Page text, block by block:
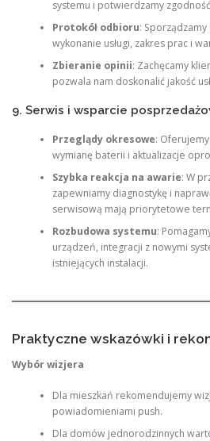
systemu i potwierdzamy
Protokół odbioru:
wykonanie usługi, zakres prac i
Zbieranie opinii: Zachęcamy
pozwala nam doskonalić jakość
9. Serwis i wsparcie
Przeglądy okresowe:
wymianę baterii i aktualizacje
Szybka reakcja na awarie: W
zapewniamy diagnostykę i
serwisową mają priorytetowe
Rozbudowa systemu:
urządzeń, integracji z nowymi
istniejących instalacji.
Praktyczne wskazówki i
Wybór wizjera
Dla mieszkań rekomendujemy
powiadomieniami push.
Dla domów jednorodzinnych